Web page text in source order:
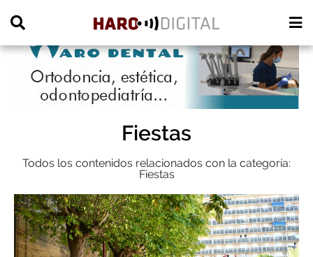
Fiestas
Todos los contenidos relacionados con la categoría:
Fiestas